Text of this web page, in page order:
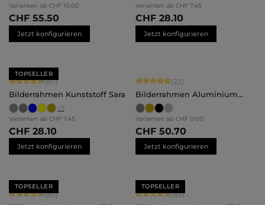
Varianten ab CHF 10.00
CHF 55.50
Jetzt konfigurieren
Varianten ab CHF 7.45
CHF 28.10
Jetzt konfigurieren
TOPSELLER
Durchschnittliche Bewertung von 4.71 von 5 Sternen
(85)
Bilderrahmen Kunststoff Sara
+7
Varianten ab CHF 7.45
CHF 28.10
Jetzt konfigurieren
Durchschnittliche Bewertung von
(23)
Bilderrahmen Aluminium
Noah
Varianten ab CHF 0.00
CHF 50.70
Jetzt konfigurieren
TOPSELLER
Durchschnittliche Bewertung von 4.71 von 5 Sternen
(85)
TOPSELLER
Durchschnittliche Bewertung von
(85)